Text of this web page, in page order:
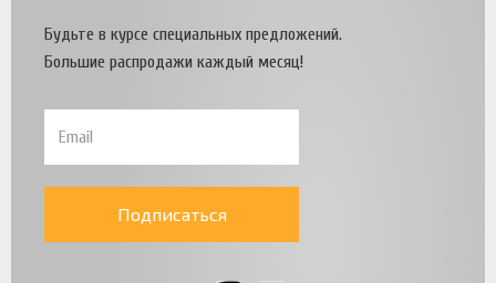
Будьте в курсе специальных предложений.
Большие распродажи каждый месяц!
Подписаться